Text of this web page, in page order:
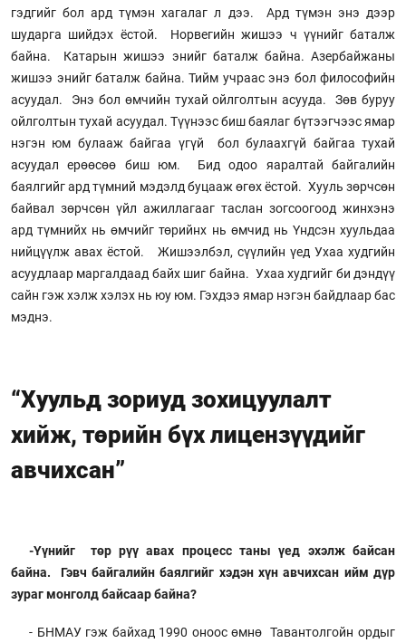
гэдгийг бол ард түмэн хагалаг л дээ. Ард түмэн энэ дээр
шударга шийдэх ёстой. Норвегийн жишээ ч үүнийг баталж
байна. Катарын жишээ энийг баталж байна. Азербайжаны
жишээ энийг баталж байна. Тийм учраас энэ бол философийн
асуудал. Энэ бол өмчийн тухай ойлголтын асууда. Зөв буруу
ойлголтын тухай асуудал. Түүнээс биш баялаг бүтээгчээс ямар
нэгэн юм булааж байгаа үгүй бол булаахгүй байгаа тухай
асуудал ерөөсөө биш юм. Бид одоо яаралтай байгалийн
баялгийг ард түмний мэдэлд буцааж өгөх ёстой. Хууль зөрчсөн
байвал зөрчсөн үйл ажиллагааг таслан зогсоогоод жинхэнэ
ард түмнийх нь өмчийг төрийнх нь өмчид нь Үндсэн хуульдаа
нийцүүлж авах ёстой. Жишээлбэл, сүүлийн үед Ухаа худгийн
асуудлаар маргалдаад байх шиг байна. Ухаа худгийг би дэндүү
сайн гэж хэлж хэлэх нь юу юм. Гэхдээ ямар нэгэн байдлаар бас
мэднэ.
“Хуульд зориуд зохицуулалт
хийж, төрийн бүх лицензүүдийг
авчихсан”
-Үүнийг төр рүү авах процесс таны үед эхэлж байсан
байна. Гэвч байгалийн баялгийг хэдэн хүн авчихсан ийм дүр
зураг монголд байсаар байна?
- БНМАУ гэж байхад 1990 оноос өмнө Тавантолгойн ордыг